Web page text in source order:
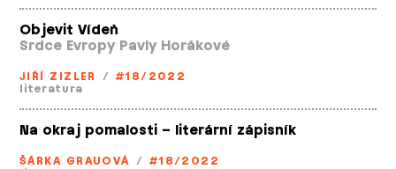
Objevit Vídeň
Srdce Evropy Pavly Horákové
JIŘÍ ZIZLER / #18/2022
literatura
Na okraj pomalosti – literární zápisník
ŠÁRKA GRAUOVÁ / #18/2022